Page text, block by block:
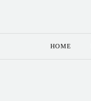
HOME